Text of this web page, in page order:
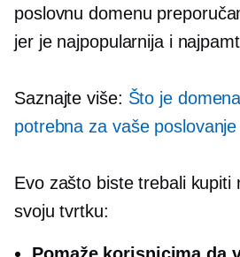
poslovnu domenu
jer je najpopularnija i
Saznajte više: Što je
potrebna za vaše poslovanje
Evo zašto biste trebali kupiti
svoju tvrtku: